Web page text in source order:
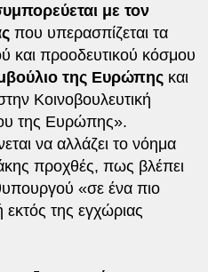
με τον
που υπερασπίζεται τα
και προοδευτικού κόσμου
της Ευρώπηςκαι
Κοινοβουλευτική
της Ευρώπης».
να αλλάζει το νόημα
προχθές, πως βλέπει
«σε ένα πιο
της εγχώριας